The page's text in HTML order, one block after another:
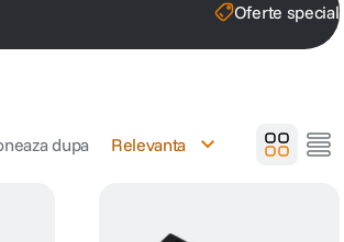
Oferte
dupa Relevanta